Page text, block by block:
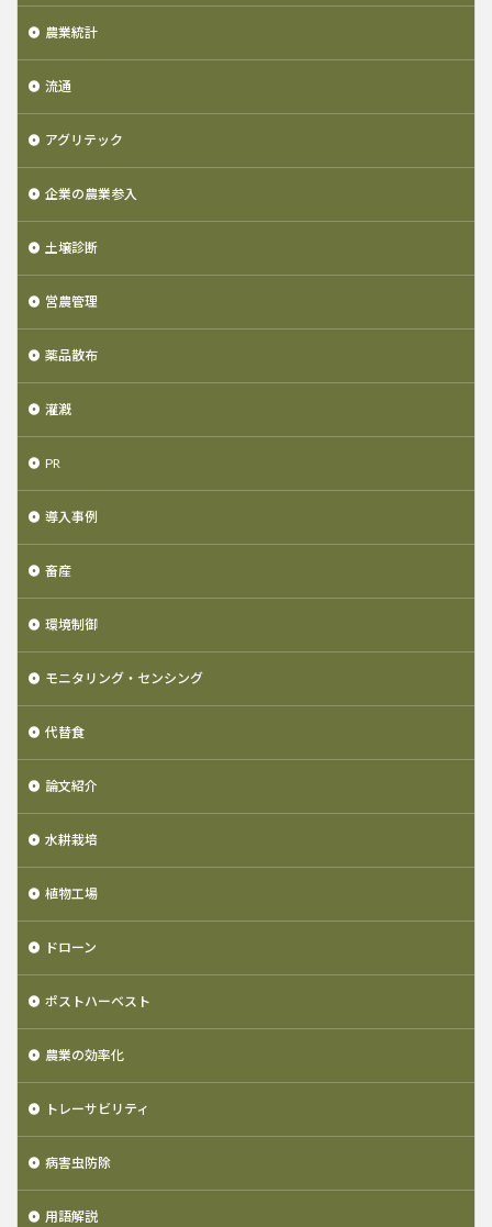
農業統計
流通
アグリテック
企業の農業参入
土壌診断
営農管理
薬品散布
灌漑
PR
導入事例
畜産
環境制御
モニタリング・センシング
代替食
論文紹介
水耕栽培
植物工場
ドローン
ポストハーベスト
農業の効率化
トレーサビリティ
病害虫防除
用語解説